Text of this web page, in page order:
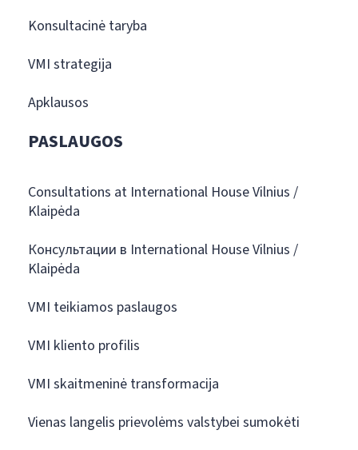
Konsultacinė taryba
VMI strategija
Apklausos
PASLAUGOS
Consultations at International House Vilnius /
Klaipėda
Консультации в International House Vilnius /
Klaipėda
VMI teikiamos paslaugos
VMI kliento profilis
VMI skaitmeninė transformacija
Vienas langelis prievolėms valstybei sumokėti